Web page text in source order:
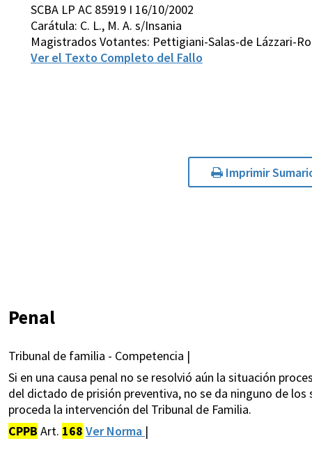
SCBA LP AC 85919 I 16/10/2002
Carátula: C. L., M. A. s/Insania
Magistrados Votantes: Pettigiani-Salas-de Lázzari-
Ver el Texto Completo del Fallo
Imprimir
Penal
Tribunal de familia - Competencia |
Si en una causa penal no se resolvió aún la situación
del dictado de prisión preventiva, no se da ninguno de
proceda la intervención del Tribunal de Familia.
CPPB Art. 168 Ver Norma |